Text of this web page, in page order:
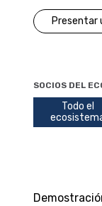
Presentar
SOCIOS DEL
Todo el